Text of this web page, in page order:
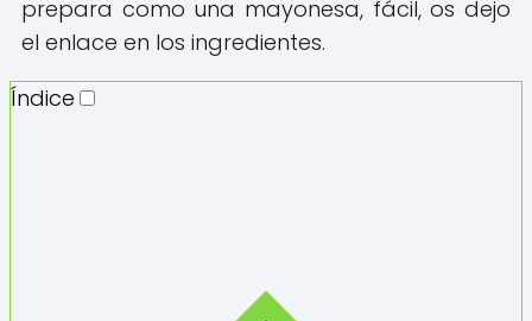
prepara como una mayonesa, fácil, os dejo
el enlace en los ingredientes.
Índice